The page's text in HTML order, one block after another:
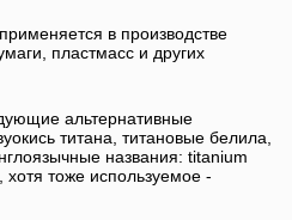
применяется в производстве
пластмасс и других
альтернативные
титана, титановые белила,
названия: titanium
тоже используемое -